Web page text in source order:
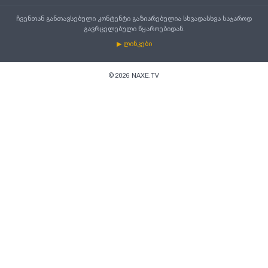
ჩვენთან განთავსებული კონტენტი გაზიარებულია სხვადასხვა საჯაროდ
გავრცელებული წყაროებიდან.
▶ ლინკები
© 2026 NAXE.TV